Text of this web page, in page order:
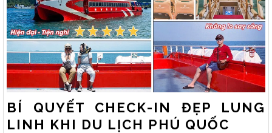
BÍ QUYẾT CHECK-IN ĐẸP LUNG
LINH KHI DU LỊCH PHÚ QUỐC